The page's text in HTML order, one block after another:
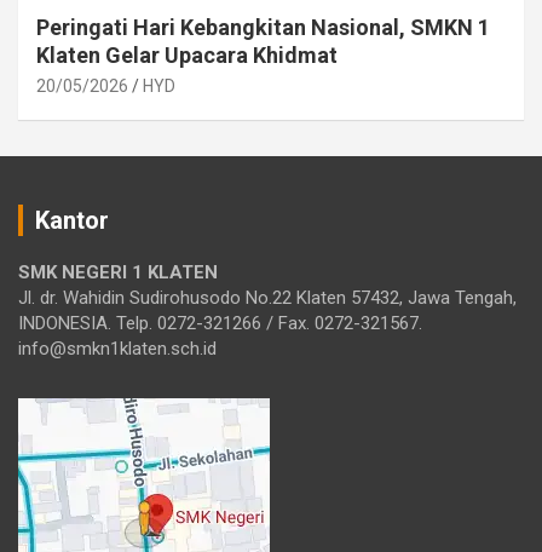
Peringati Hari Kebangkitan Nasional, SMKN 1
Klaten Gelar Upacara Khidmat
20/05/2026 HYD
Kantor
SMK NEGERI 1 KLATEN
Jl. dr. Wahidin Sudirohusodo No.22 Klaten 57432, Jawa Tengah,
INDONESIA. Telp. 0272-321266 / Fax. 0272-321567.
info@smkn1klaten.sch.id